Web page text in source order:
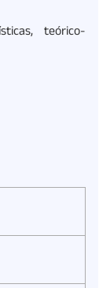
teórico-